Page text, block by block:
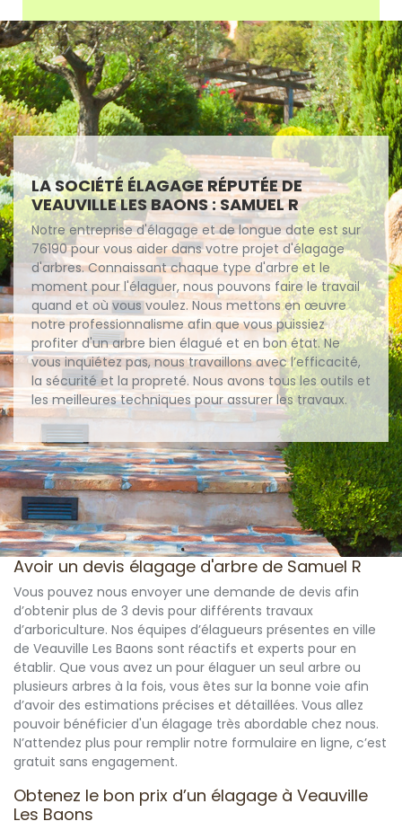
LA SOCIÉTÉ ÉLAGAGE RÉPUTÉE DE
VEAUVILLE LES BAONS : SAMUEL R
Notre entreprise d'élagage et de longue date est sur
76190 pour vous aider dans votre projet d'élagage
d'arbres. Connaissant chaque type d'arbre et le
moment pour l'élaguer, nous pouvons faire le travail
quand et où vous voulez. Nous mettons en œuvre
notre professionnalisme afin que vous puissiez
profiter d'un arbre bien élagué et en bon état. Ne
vous inquiétez pas, nous travaillons avec l’efficacité,
la sécurité et la propreté. Nous avons tous les outils et
les meilleures techniques pour assurer les travaux.
Avoir un devis élagage d'arbre de Samuel R
Vous pouvez nous envoyer une demande de devis afin
d’obtenir plus de 3 devis pour différents travaux
d’arboriculture. Nos équipes d’élagueurs présentes en ville
de Veauville Les Baons sont réactifs et experts pour en
établir. Que vous avez un pour élaguer un seul arbre ou
plusieurs arbres à la fois, vous êtes sur la bonne voie afin
d’avoir des estimations précises et détaillées. Vous allez
pouvoir bénéficier d'un élagage très abordable chez nous.
N’attendez plus pour remplir notre formulaire en ligne, c’est
gratuit sans engagement.
Obtenez le bon prix d’un élagage à Veauville
Les Baons